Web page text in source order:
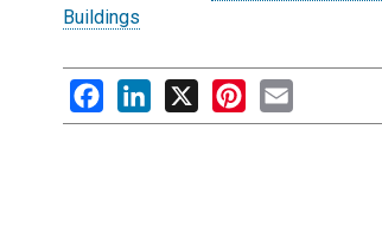
Buildings
FacebookLinkedIn
X PinterestEmail